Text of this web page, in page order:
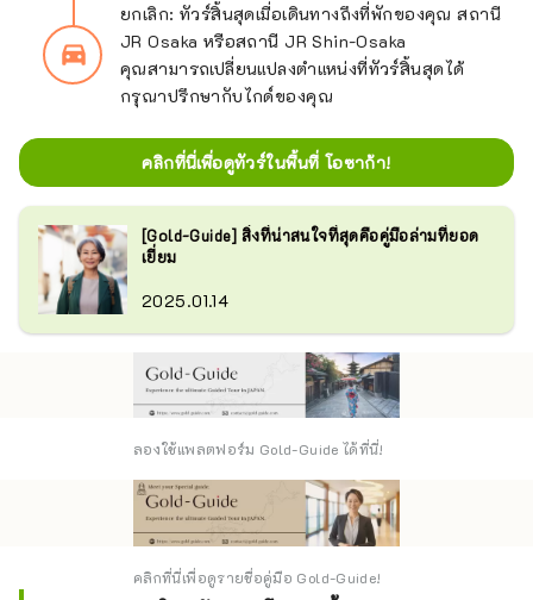
directions_car_filled
ยกเลิก: ทัวร์สิ้นสุดเมื่อเดินทางถึงที่พักของคุณ สถานี
JR Osaka หรือสถานี JR Shin-Osaka
คุณสามารถเปลี่ยนแปลงตำแหน่งที่ทัวร์สิ้นสุดได้
กรุณาปรึกษากับไกด์ของคุณ
คลิกที่นี่เพื่อดูทัวร์ในพื้นที่ โอซาก้า!
[Gold-Guide] สิ่งที่น่าสนใจที่สุดคือคู่มือล่ามที่ยอด
เยี่ยม
2025.01.14
ลองใช้แพลตฟอร์ม Gold-Guide ได้ที่นี่!
คลิกที่นี่เพื่อดูรายชื่อคู่มือ Gold-Guide!